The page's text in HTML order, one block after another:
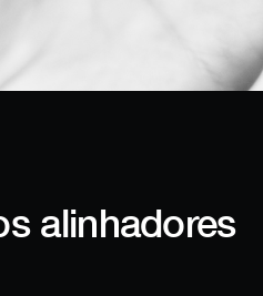
alinhadores